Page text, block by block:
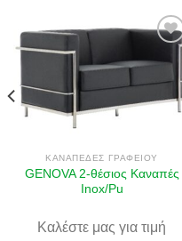
Πρόσθήκη
στην λίστα
επιθυμιών
ΚΑΝΑΠΈΔΕΣ ΓΡΑΦΕΊΟΥ
GENOVA 2-θέσιος Καναπές
Inox/Pu
Καλέστε μας για τιμή